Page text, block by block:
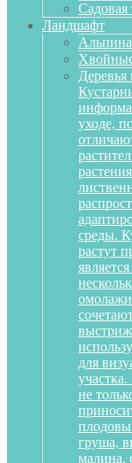
Садовая
Ландшафт
Деревья
уходе,
среды.
растут
для
не
груша,
малина,